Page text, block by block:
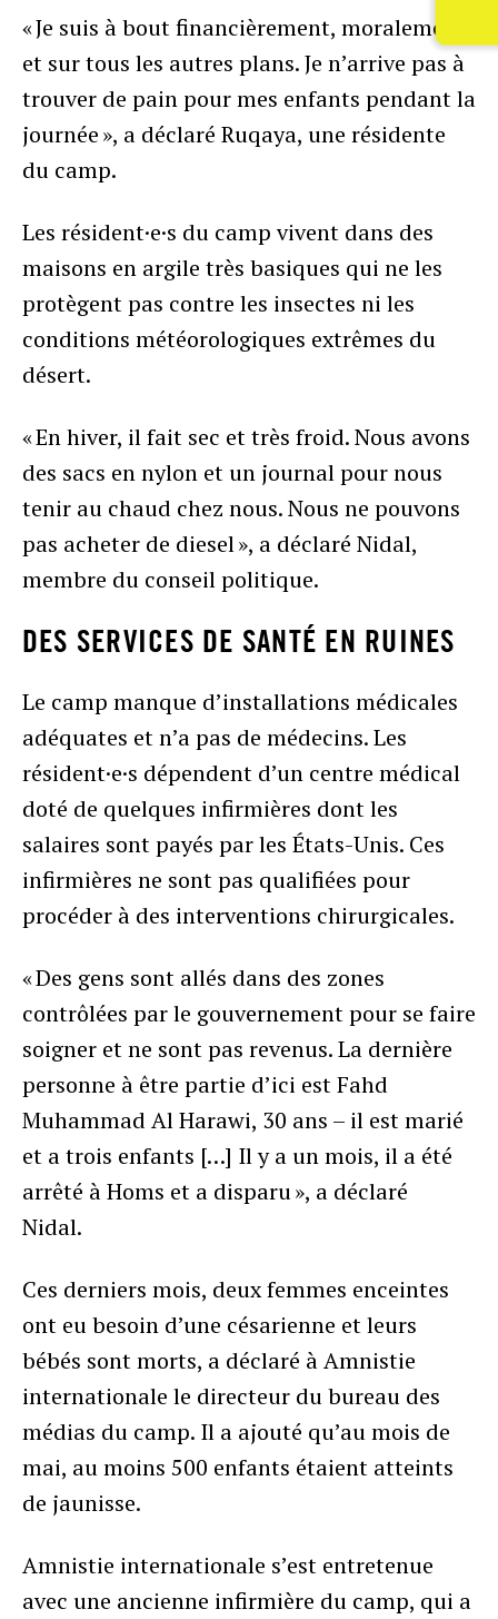
« Je suis à bout financièrement, moralement
et sur tous les autres plans. Je n’arrive pas à
trouver de pain pour mes enfants pendant la
journée », a déclaré Ruqaya, une résidente
du camp.
Les résident·e·s du camp vivent dans des
maisons en argile très basiques qui ne les
protègent pas contre les insectes ni les
conditions météorologiques extrêmes du
désert.
« En hiver, il fait sec et très froid. Nous avons
des sacs en nylon et un journal pour nous
tenir au chaud chez nous. Nous ne pouvons
pas acheter de diesel », a déclaré Nidal,
membre du conseil politique.
DES SERVICES DE SANTÉ EN RUINES
Le camp manque d’installations médicales
adéquates et n’a pas de médecins. Les
résident·e·s dépendent d’un centre médical
doté de quelques infirmières dont les
salaires sont payés par les États-Unis. Ces
infirmières ne sont pas qualifiées pour
procéder à des interventions chirurgicales.
« Des gens sont allés dans des zones
contrôlées par le gouvernement pour se faire
soigner et ne sont pas revenus. La dernière
personne à être partie d’ici est Fahd
Muhammad Al Harawi, 30 ans – il est marié
et a trois enfants […] Il y a un mois, il a été
arrêté à Homs et a disparu », a déclaré
Nidal.
Ces derniers mois, deux femmes enceintes
ont eu besoin d’une césarienne et leurs
bébés sont morts, a déclaré à Amnistie
internationale le directeur du bureau des
médias du camp. Il a ajouté qu’au mois de
mai, au moins 500 enfants étaient atteints
de jaunisse.
Amnistie internationale s’est entretenue
avec une ancienne infirmière du camp, qui a